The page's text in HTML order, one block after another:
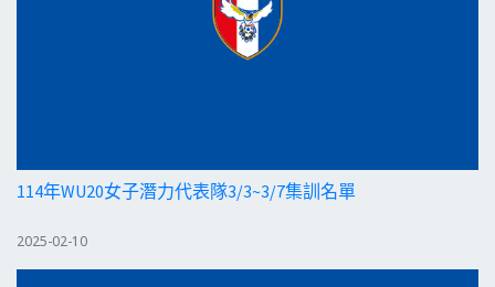
114年WU20女子潛力代表隊3/3~3/7集訓名單
2025-02-10